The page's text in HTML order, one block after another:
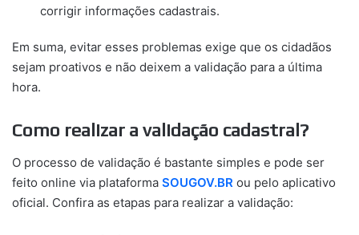
corrigir informações cadastrais.
Em suma, evitar esses problemas exige que os cidadãos
sejam proativos e não deixem a validação para a última
hora.
Como realizar a validação cadastral?
O processo de validação é bastante simples e pode ser
feito online via plataforma SOUGOV.BR ou pelo aplicativo
oficial. Confira as etapas para realizar a validação: